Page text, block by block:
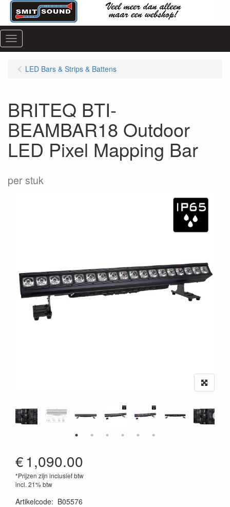
Menu
LED Bars & Strips & Battens
BRITEQ BTI-
BEAMBAR18 Outdoor
LED Pixel Mapping Bar
per stuk
€1,090.00
*Prijzen zijn inclusief btw
incl. 21% btw
Artikelcode: B05576